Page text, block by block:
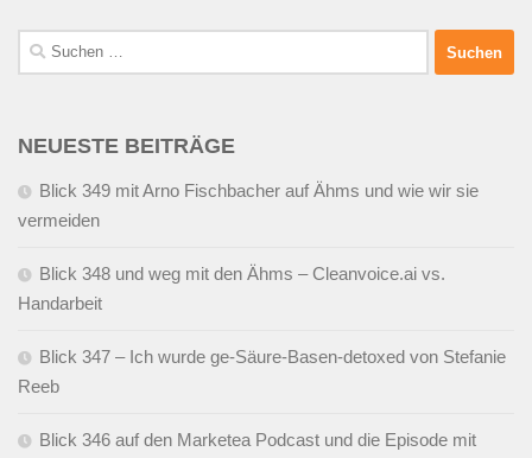
Suchen
nach:
NEUESTE BEITRÄGE
Blick 349 mit Arno Fischbacher auf Ähms und wie wir sie
vermeiden
Blick 348 und weg mit den Ähms – Cleanvoice.ai vs.
Handarbeit
Blick 347 – Ich wurde ge-Säure-Basen-detoxed von Stefanie
Reeb
Blick 346 auf den Marketea Podcast und die Episode mit